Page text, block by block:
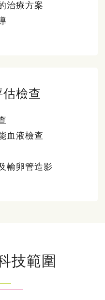
治療方案
檢查
血液檢查
輸卵管造影
技範圍